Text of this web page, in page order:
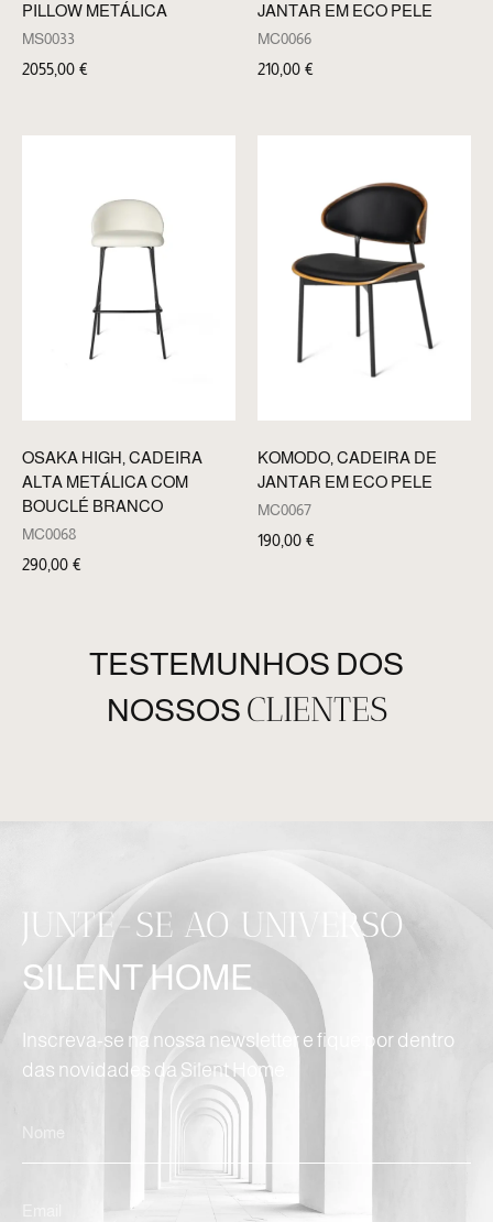
PILLOW METÁLICA
MS0033
2055,00 €
JANTAR EM ECO PELE
MC0066
210,00 €
OSAKA HIGH, CADEIRA
ALTA METÁLICA COM
BOUCLÉ BRANCO
MC0068
290,00 €
KOMODO, CADEIRA DE
JANTAR EM ECO PELE
MC0067
190,00 €
TESTEMUNHOS DOS
NOSSOS CLIENTES
JUNTE-SE AO UNIVERSO
SILENT HOME
Inscreva-se na nossa newsletter e fique por dentro
das novidades da Silent Home.